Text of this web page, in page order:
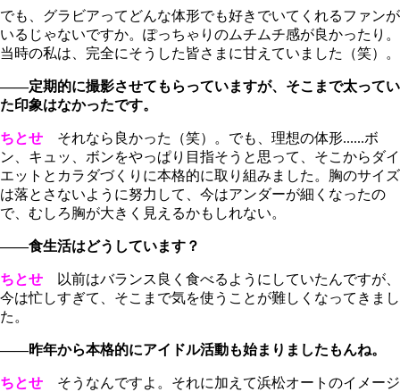
でも、グラビアってどんな体形でも好きでいてくれるファンが
いるじゃないですか。ぽっちゃりのムチムチ感が良かったり。
当時の私は、完全にそうした皆さまに甘えていました（笑）。
――定期的に撮影させてもらっていますが、そこまで太ってい
た印象はなかったです。
ちとせ それなら良かった（笑）。でも、理想の体形......ボ
ン、キュッ、ボンをやっぱり目指そうと思って、そこからダイ
エットとカラダづくりに本格的に取り組みました。胸のサイズ
は落とさないように努力して、今はアンダーが細くなったの
で、むしろ胸が大きく見えるかもしれない。
――食生活はどうしています？
ちとせ 以前はバランス良く食べるようにしていたんですが、
今は忙しすぎて、そこまで気を使うことが難しくなってきまし
た。
――昨年から本格的にアイドル活動も始まりましたもんね。
ちとせ そうなんですよ。それに加えて浜松オートのイメージ